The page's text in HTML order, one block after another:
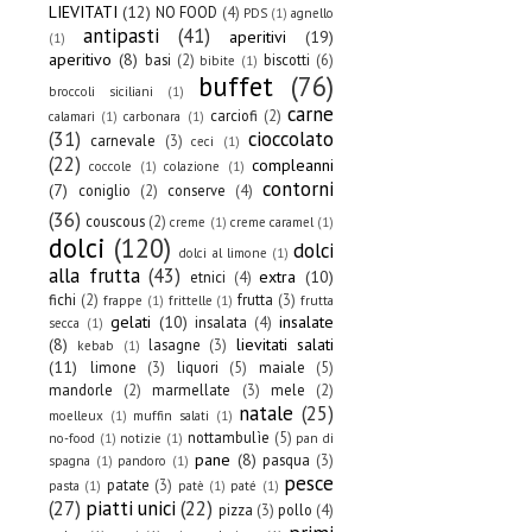
LIEVITATI (12) NO FOOD (4) PDS (1) agnello
(1)
antipasti (41) aperitivi
(19)
aperitivo (8) basi (2) bibite (1) biscotti (6)
broccoli siciliani (1) buffet (76)
calamari (1) carbonara (1) carciofi (2) carne
(31)
carnevale (3) ceci (1) cioccolato
(22)
coccole (1) colazione (1) compleanni
(7)
coniglio (2) conserve (4) contorni
(36) couscous (2) creme (1) creme caramel (1)
dolci (120) dolci al limone (1) dolci
alla frutta (43) etnici (4) extra (10)
fichi (2) frappe (1) frittelle (1) frutta (3) frutta
secca (1) gelati (10) insalata (4) insalate
(8)
kebab (1) lasagne (3) lievitati salati
(11)
limone (3) liquori (5) maiale
(5)
mandorle
(2) marmellate (3) mele (2)
moelleux (1) muffin salati (1) natale (25)
no-food (1) notizie (1) nottambulìe (5) pan di
spagna (1) pandoro (1) pane (8) pasqua (3)
pasta (1) patate (3) patè (1) paté (1) pesce
(27) piatti unici (22) pizza (3) pollo (4)